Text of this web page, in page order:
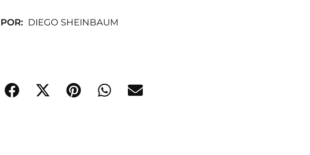
POR: DIEGO SHEINBAUM